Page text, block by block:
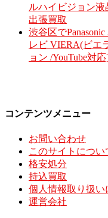
ルハイビジョン
出張買取
渋谷区で
レビ VIERA(ビエ
ョン /YouTube
コンテンツメニュー
お問い合わせ
このサイトについ
格安処分
持込買取
個人情報取り扱い
運営会社